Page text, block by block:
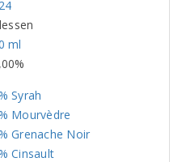
ml
Syrah
Mourvèdre
Grenache Noir
Cinsault